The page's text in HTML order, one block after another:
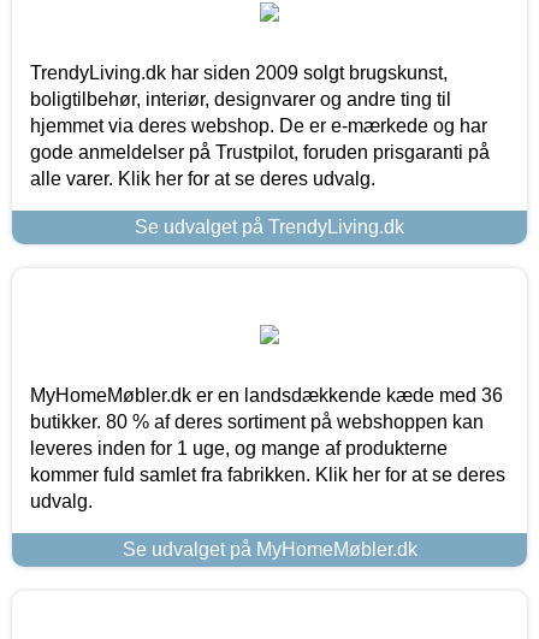
TrendyLiving.dk har siden 2009 solgt brugskunst,
boligtilbehør, interiør, designvarer og andre ting til
hjemmet via deres webshop. De er e-mærkede og har
gode anmeldelser på Trustpilot, foruden prisgaranti på
alle varer. Klik her for at se deres udvalg.
Se udvalget på TrendyLiving.dk
MyHomeMøbler.dk er en landsdækkende kæde med 36
butikker. 80 % af deres sortiment på webshoppen kan
leveres inden for 1 uge, og mange af produkterne
kommer fuld samlet fra fabrikken. Klik her for at se deres
udvalg.
Se udvalget på MyHomeMøbler.dk